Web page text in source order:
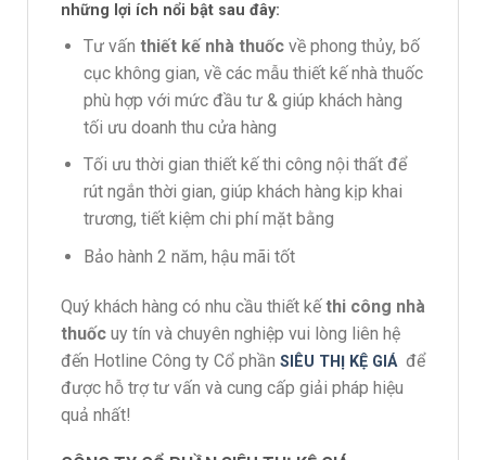
những lợi ích nổi bật sau đây:
Tư vấn thiết kế nhà thuốc về phong thủy, bố
cục không gian, về các mẫu thiết kế nhà thuốc
phù hợp với mức đầu tư & giúp khách hàng
tối ưu doanh thu cửa hàng
Tối ưu thời gian thiết kế thi công nội thất để
rút ngắn thời gian, giúp khách hàng kịp khai
trương, tiết kiệm chi phí mặt bằng
Bảo hành 2 năm, hậu mãi tốt
Quý khách hàng có nhu cầu thiết kếthi công nhà
thuốcuy tín và chuyên nghiệp vui lòng liên hệ
đến Hotline Công ty Cổ phần SIÊU THỊ KỆ GIÁ để
được hỗ trợ tư vấn và cung cấp giải pháp hiệu
quả nhất!